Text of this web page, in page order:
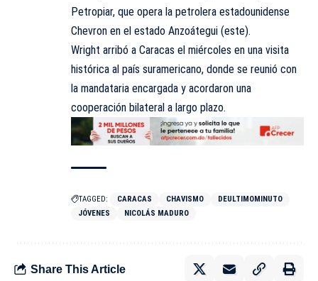
Petropiar, que opera la petrolera estadounidense
Chevron en el estado Anzoátegui (este).
Wright arribó a Caracas el miércoles en una visita
histórica al país suramericano, donde se reunió con
la mandataria encargada y acordaron una
cooperación bilateral a largo plazo.
TAGGED: CARACAS CHAVISMO
DEULTIMOMINUTO
JÓVENES
NICOLÁS MADURO
Share This Article